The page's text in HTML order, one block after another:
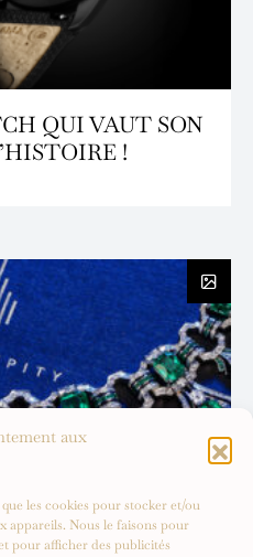
aux
les cookies pour stocker et/ou
appareils. Nous le faisons pour
pour afficher des publicités
QUI VAUT SON
!